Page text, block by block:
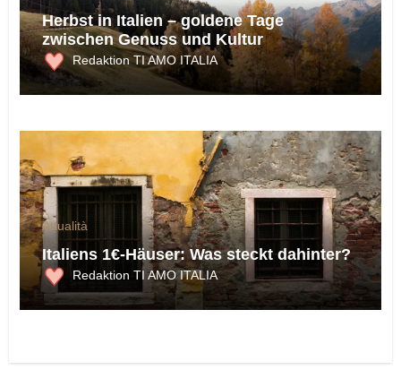
Herbst in Italien – goldene Tage
zwischen Genuss und Kultur
Redaktion TI AMO ITALIA
Attualità
Italiens 1€-Häuser: Was steckt dahinter?
Redaktion TI AMO ITALIA